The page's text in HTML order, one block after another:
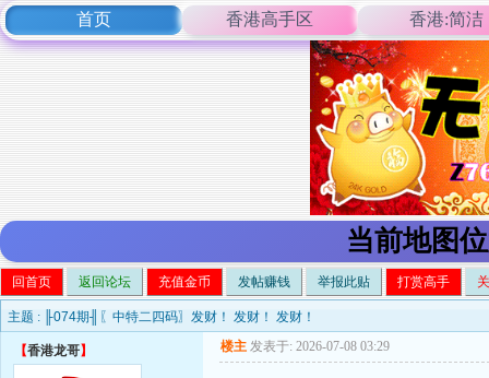
首页 香港高手区 香港:简洁
当前地图
回首页 返回论坛 充值金币 发帖赚钱 举报此贴 打赏高手
主题 : ╟074期╢〖中特二四码〗发财！ 发财！ 发财！
【香港龙哥】 楼主 发表于: 2026-07-08 03:29